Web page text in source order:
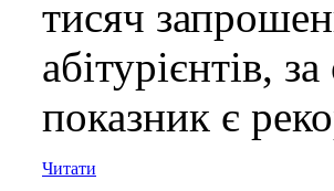
тисяч
абітурієнтів,
показник є
Читати